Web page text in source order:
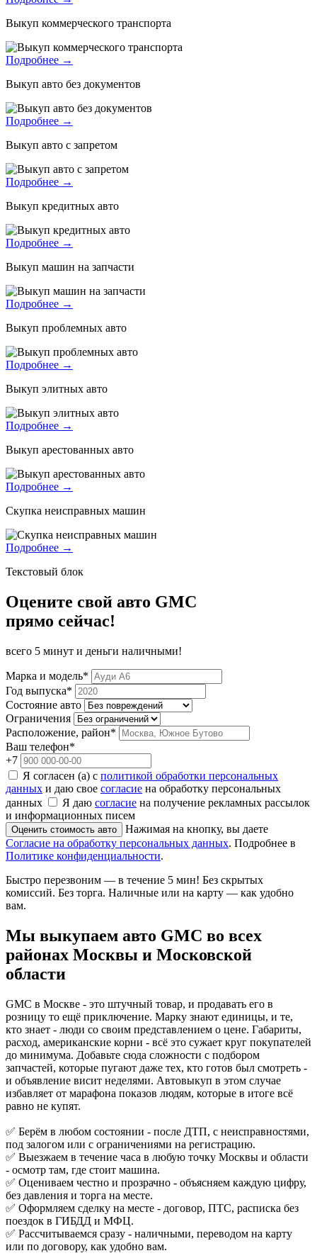
Выкуп коммерческого транспорта
Подробнее →
Выкуп авто без документов
Подробнее →
Выкуп авто с запретом
Подробнее →
Выкуп кредитных авто
Подробнее →
Выкуп машин на запчасти
Подробнее →
Выкуп проблемных авто
Подробнее →
Выкуп элитных авто
Подробнее →
Выкуп арестованных авто
Подробнее →
Скупка неисправных машин
Подробнее →
Текстовый блок
Оцените свой авто GMC
прямо сейчас!
всего 5 минут и деньги наличными!
Марка и модель*
Год выпуска*
Состояние авто
Ограничения
Расположение, район*
Ваш телефон*
+7
Я согласен (а) с политикой обработки персональных
данных и даю свое согласие на обработку персональных
данных
Я даю согласие на получение рекламных рассылок
и информационных писем
Оценить стоимость авто
Нажимая на кнопку, вы даете
Согласие на обработку персональных данных. Подробнее в
Политике конфиденциальности.
Быстро перезвоним — в течение 5 мин! Без скрытых
комиссий. Без торга. Наличные или на карту — как удобно
вам.
Мы выкупаем авто GMC во всех
районах Москвы и Московской
области
GMC в Москве - это штучный товар, и продавать его в
розницу то ещё приключение. Марку знают единицы, и те,
кто знает - люди со своим представлением о цене. Габариты,
расход, американские корни - всё это сужает круг покупателей
до минимума. Добавьте сюда сложности с подбором
запчастей, которые пугают даже тех, кто готов был смотреть -
и объявление висит неделями. Автовыкуп в этом случае
избавляет от марафона показов людям, которые в итоге всё
равно не купят.
✅ Берём в любом состоянии - после ДТП, с неисправностями,
под залогом или с ограничениями на регистрацию.
✅ Выезжаем в течение часа в любую точку Москвы и области
- осмотр там, где стоит машина.
✅ Оцениваем честно и прозрачно - объясняем каждую цифру,
без давления и торга на месте.
✅ Оформляем сделку на месте - договор, ПТС, расписка без
поездок в ГИБДД и МФЦ.
✅ Рассчитываемся сразу - наличными, переводом на карту
или по договору, как удобно вам.